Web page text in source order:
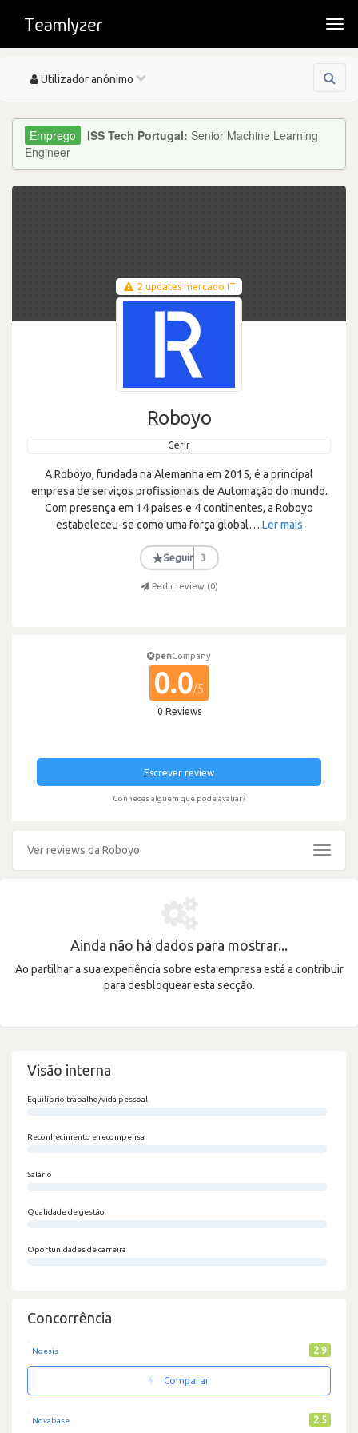
Toggle
Utilizador anónimo
ISS Tech Portugal: Senior Machine Learning
Engineer
2 updates mercado IT
Roboyo
Gerir
A Roboyo, fundada na Alemanha em 2015, é a principal
empresa de serviços profissionais de Automação do mundo.
Com presença em 14 países e 4 continentes, a Roboyo
estabeleceu-se como uma força global… Ler mais
★Seguir 3
Pedir review (0)
penCompany
0.0/5
0 Reviews
Escrever review
Conheces alguém que pode avaliar?
Ver reviews da Roboyo
Toggle
Ainda não há dados para mostrar...
Ao partilhar a sua experiência sobre esta empresa está a contribuir
para desbloquear esta secção.
Visão interna
Equilíbrio trabalho/vida pessoal
Reconhecimento e recompensa
Salário
Qualidade de gestão
Oportunidades de carreira
Concorrência
Noesis 2.9
Comparar
Novabase 2.5